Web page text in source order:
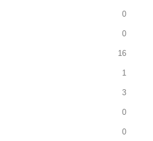
0
0
16
1
3
0
0